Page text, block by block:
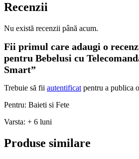
Recenzii
Nu există recenzii până acum.
Fii primul care adaugi o
pentru Bebelusi cu
Smart”
Trebuie să fii autentificat pentru a publica
Pentru: Baieti si Fete
Varsta: + 6 luni
Produse similare